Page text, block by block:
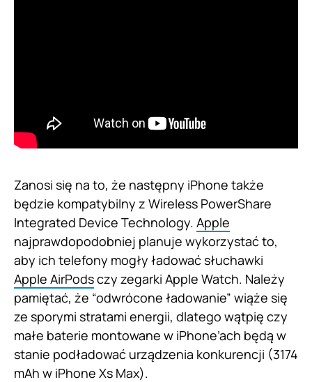
Zanosi się na to, że następny iPhone także
będzie kompatybilny z Wireless PowerShare
Integrated Device Technology. Apple
najprawdopodobniej planuje wykorzystać to,
aby ich telefony mogły ładować słuchawki
Apple AirPodsczy zegarki Apple Watch. Należy
pamiętać, że “odwrócone ładowanie” wiąże się
ze sporymi stratami energii, dlatego wątpię czy
małe baterie montowane w iPhone’ach będą w
stanie podładować urządzenia konkurencji (3174
mAh w iPhone Xs Max).